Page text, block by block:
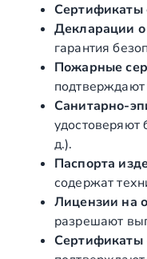
Сертификаты
Декларации о
гарантия
Пожарные
подтверждают
удостоверяют
д.).
Паспорта
содержат
Лицензии на
разрешают
Сертификаты